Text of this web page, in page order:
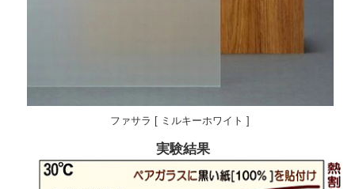
ファサラ [ ミルキーホワイト ]
実験結果